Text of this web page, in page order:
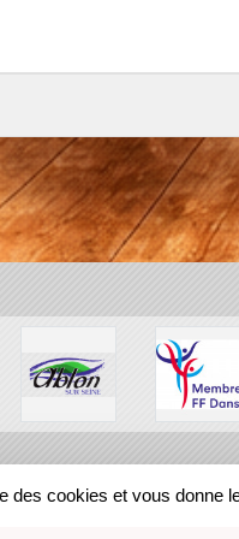
des cookies et vous donne